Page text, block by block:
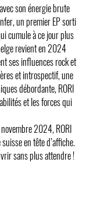
son énergie brute
un premier EP sorti
cumule à ce jour plus
revient en 2024
ses influences rock et
et introspectif, une
débordante, RORI
et les forces qui
2024, RORI
en tête d’affiche.
sans plus attendre !